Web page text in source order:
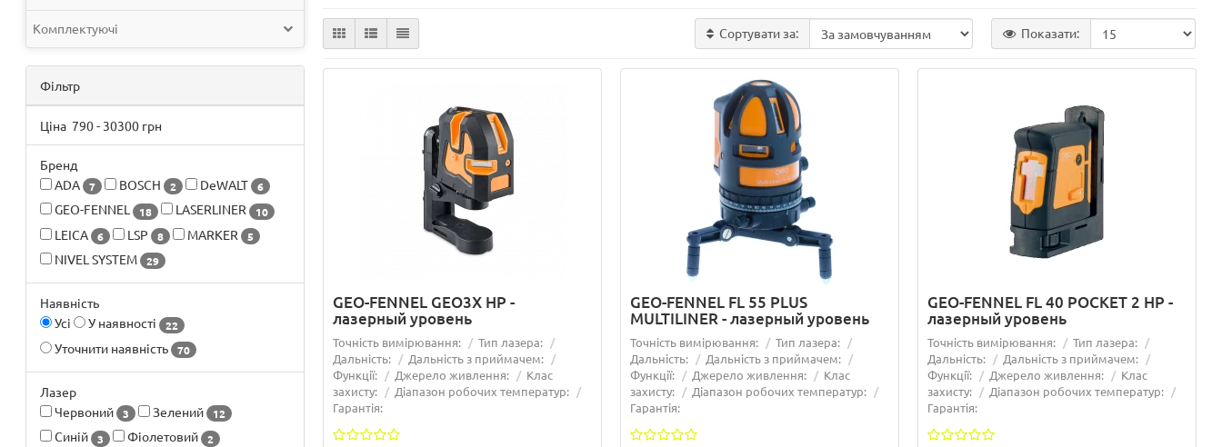
Комплектуючі
Фільтр
Ціна790- 30300 грн
Бренд
ADA 7 BOSCH 2 DeWALT 6
GEO-FENNEL 18 LASERLINER 10
LEICA 6 LSP 8 MARKER 5
NIVEL SYSTEM 29
Наявність
Усі
У наявності 22
Уточнити наявність 70
Лазер
Червоний 3 Зелений 12
Синій 3 Фіолетовий 2
Сортувати за: Показати:
GEO-FENNEL GEO3X HP -
лазерный уровень
Точність вимірювання:
Тип лазера:
Дальність:
Дальність з приймачем:
Функції:
Джерело живлення:
Клас
захисту:
Діапазон робочих температур:
Гарантія:
GEO-FENNEL FL 55 PLUS
MULTILINER - лазерный уровень
Точність вимірювання:
Тип лазера:
Дальність:
Дальність з приймачем:
Функції:
Джерело живлення:
Клас
захисту:
Діапазон робочих температур:
Гарантія:
GEO-FENNEL FL 40 POCKET 2 HP -
лазерный уровень
Точність вимірювання:
Тип лазера:
Дальність:
Дальність з приймачем:
Функції:
Джерело живлення:
Клас
захисту:
Діапазон робочих температур:
Гарантія: